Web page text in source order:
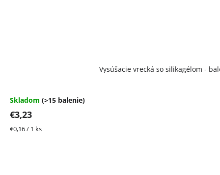
Vysúšacie vrecká so silikagélom -
Skladom (>15 balenie)
€3,23
Jednotková
€0,16 / 1 ks